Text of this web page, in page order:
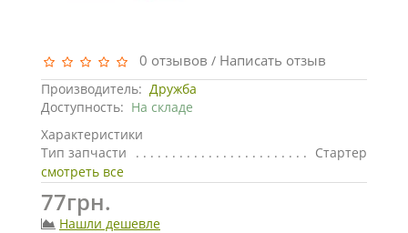
0 отзывов / Написать отзыв
Производитель: Дружба
Доступность: На складе
Характеристики
Тип запчасти
Стартер
смотреть все
77грн.
Нашли дешевле